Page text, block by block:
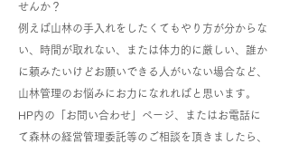
せんか？
例えば山林の手入れをしたくてもやり方が分からな
い、時間が取れない、または体力的に厳しい、誰か
に頼みたいけどお願いできる人がいない場合など、
山林管理のお悩みにお力になれればと思います。
HP内の「お問い合わせ」ぺージ、またはお電話に
て森林の経営管理委託等のご相談を頂きましたら、